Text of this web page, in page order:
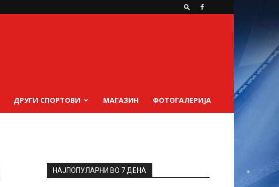
ДРУГИ СПОРТОВИ МАГАЗИН ФОТОГАЛЕРИЈА
НАЈПОПУЛАРНИ ВО 7 ДЕНА